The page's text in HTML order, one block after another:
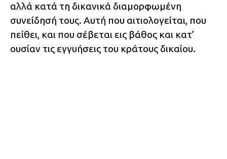
αλλά κατά τη δικανικά διαμορφωμένη
συνείδησή τους. Αυτή που αιτιολογείται, που
πείθει, και που σέβεται εις βάθος και κατ’
ουσίαν τις εγγυήσεις του κράτους δικαίου.